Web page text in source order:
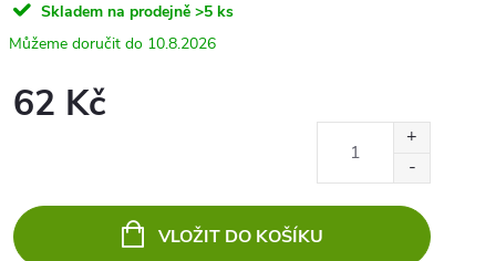
Skladem na prodejně >5 ks
10.8.2026
62 Kč
VLOŽIT DO KOŠÍKU